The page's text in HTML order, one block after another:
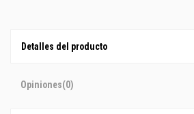
Detalles del producto
Opiniones(0)